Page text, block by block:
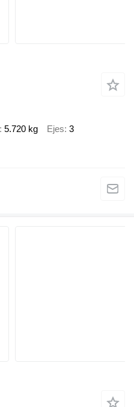
5.720 kg Ejes 3